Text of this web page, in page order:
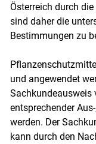
Österreich durch
sind daher die
Bestimmungen zu
und angewendet
Sachkundeausweis
entsprechender
werden. Der
kann durch den